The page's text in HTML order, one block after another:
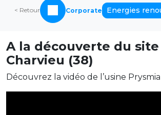
< Retour Corporate Energies
A la découverte du
Charvieu (38)
Découvrez la vidéo de l’usine